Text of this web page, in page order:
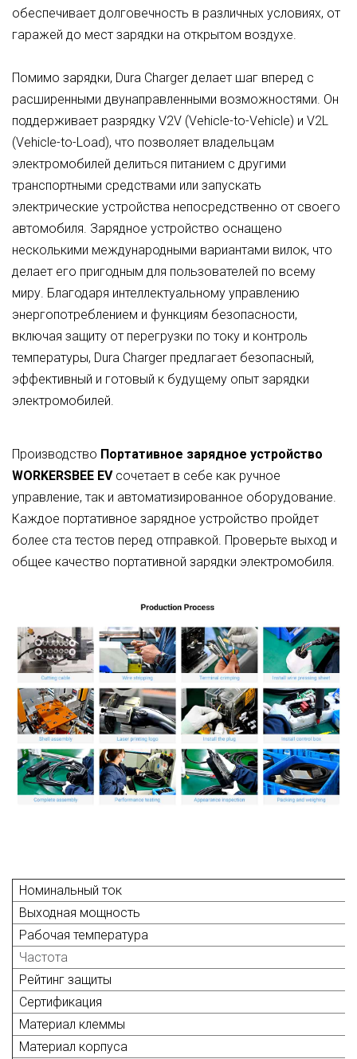
обеспечивает долговечность в различных условиях, от
гаражей до мест зарядки на открытом воздухе.
Помимо зарядки, Dura Charger делает шаг вперед с
расширенными двунаправленными возможностями. Он
поддерживает разрядку V2V (Vehicle-to-Vehicle) и V2L
(Vehicle-to-Load), что позволяет владельцам
электромобилей делиться питанием с другими
транспортными средствами или запускать
электрические устройства непосредственно от своего
автомобиля. Зарядное устройство оснащено
несколькими международными вариантами вилок, что
делает его пригодным для пользователей по всему
миру. Благодаря интеллектуальному управлению
энергопотреблением и функциям безопасности,
включая защиту от перегрузки по току и контроль
температуры, Dura Charger предлагает безопасный,
эффективный и готовый к будущему опыт зарядки
электромобилей.
Производство Портативное зарядное устройство
WORKERSBEE EV сочетает в себе как ручное
управление, так и автоматизированное оборудование.
Каждое портативное зарядное устройство пройдет
более ста тестов перед отправкой. Проверьте выход и
общее качество портативной зарядки электромобиля.
Номинальный ток
Выходная мощность
Рабочая температура
Частота
Рейтинг защиты
Сертификация
Материал клеммы
Материал корпуса